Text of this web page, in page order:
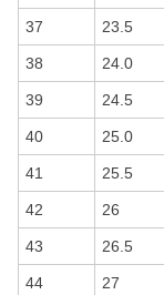
37 23.5
38 24.0
39 24.5
40 25.0
41 25.5
42 26
43 26.5
44 27